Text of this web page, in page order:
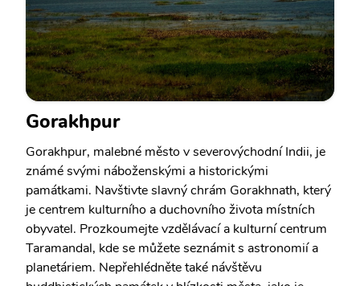
Gorakhpur
Gorakhpur, malebné město v severovýchodní Indii, je
známé svými náboženskými a historickými
památkami. Navštivte slavný chrám Gorakhnath, který
je centrem kulturního a duchovního života místních
obyvatel. Prozkoumejte vzdělávací a kulturní centrum
Taramandal, kde se můžete seznámit s astronomií a
planetáriem. Nepřehlédněte také návštěvu